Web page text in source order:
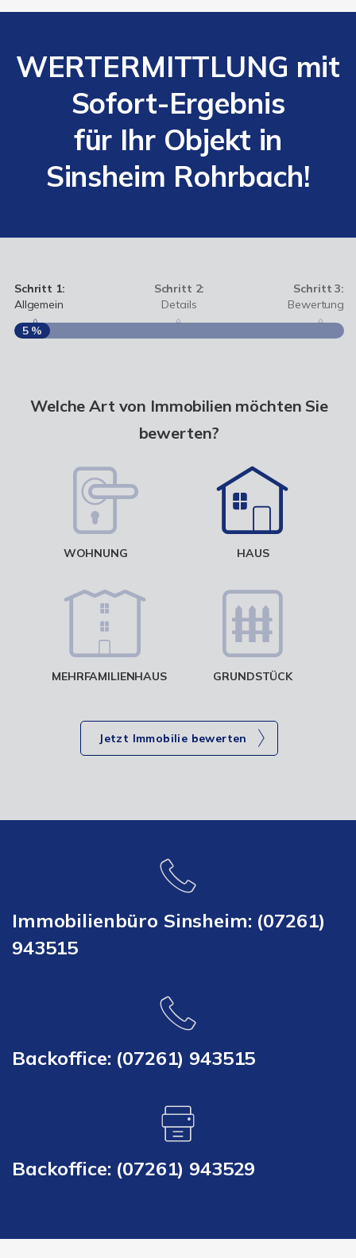
WERTERMITTLUNG mit
Sofort-Ergebnis
für Ihr Objekt in
Sinsheim Rohrbach!
Schritt 1:
Allgemein
Schritt 2:
Details
Schritt 3:
Bewertung
5 %
Welche Art von Immobilien möchten Sie
bewerten?
WOHNUNG HAUS
MEHRFAMILIENHAUS GRUNDSTÜCK
Jetzt Immobilie bewerten
Immobilienbüro Sinsheim: (07261)
943515
Backoffice: (07261) 943515
Backoffice: (07261) 943529